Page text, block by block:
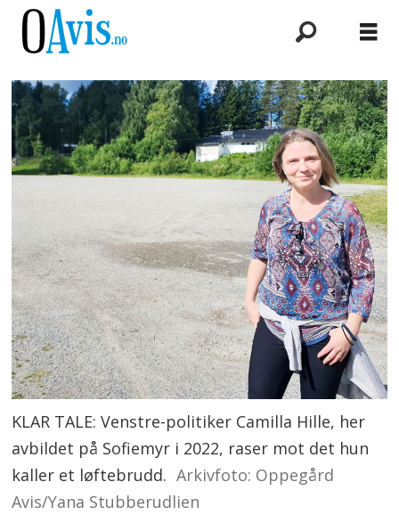
KLAR TALE: Venstre-politiker Camilla Hille, her
avbildet på Sofiemyr i 2022, raser mot det hun
kaller et løftebrudd. Arkivfoto: Oppegård
Avis/Yana Stubberudlien